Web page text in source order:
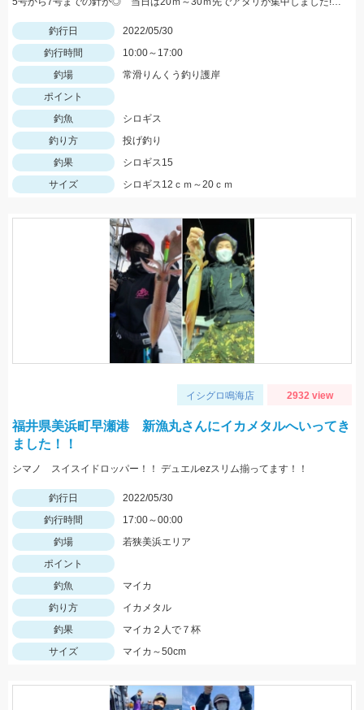
釣行日
2022/05/30
釣行時間
10:00～17:00
釣場
常滑りんくう釣り護岸
ポイント
釣魚
シロギス
釣り方
投げ釣り
釣果
シロギス15
サイズ
シロギス12ｃｍ～20ｃｍ
イシグロ鳴海店 2932 view
福井県美浜町早瀬港 新漁丸さんにイカメタルへいってき
ました！！
シマノ スイスイドロッパー！！ デュエルezスリム揃ってます！！
釣行日
2022/05/30
釣行時間
17:00～00:00
釣場
若狭美浜エリア
ポイント
釣魚
マイカ
釣り方
イカメタル
釣果
マイカ２人で７杯
サイズ
マイカ～50cm